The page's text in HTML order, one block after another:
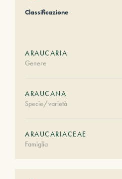
Classificazione
ARAUCARIA
Genere
ARAUCANA
Specie/varietà
ARAUCARIACEAE
Famiglia